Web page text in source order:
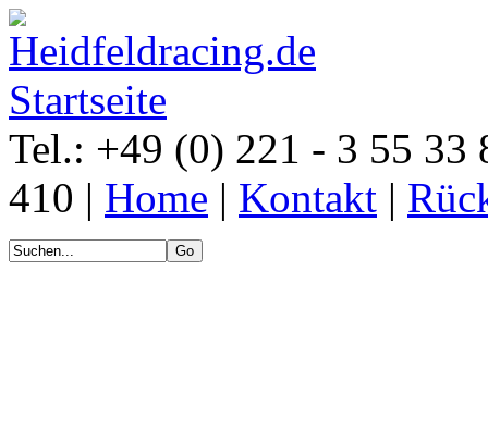
Tel.: +49 (0) 221 - 3 55 33
410 | Home | Kontakt |